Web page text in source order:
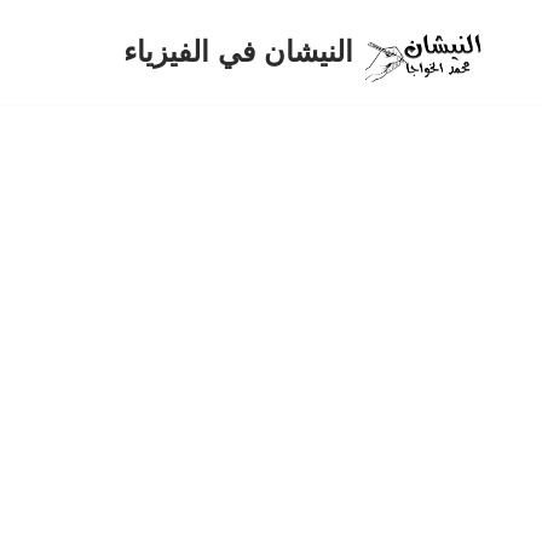
النيشان في الفيزياء